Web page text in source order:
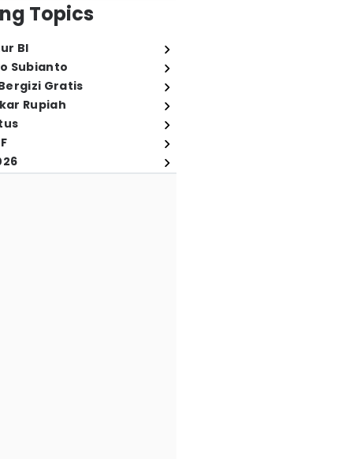
Topics
BI
Subianto
Gratis
Rupiah